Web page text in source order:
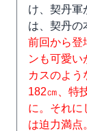
け、契丹軍
は、契丹の
前回から登
ンも可愛
カスのよ
182㎝、特
に。それに
は迫力満点